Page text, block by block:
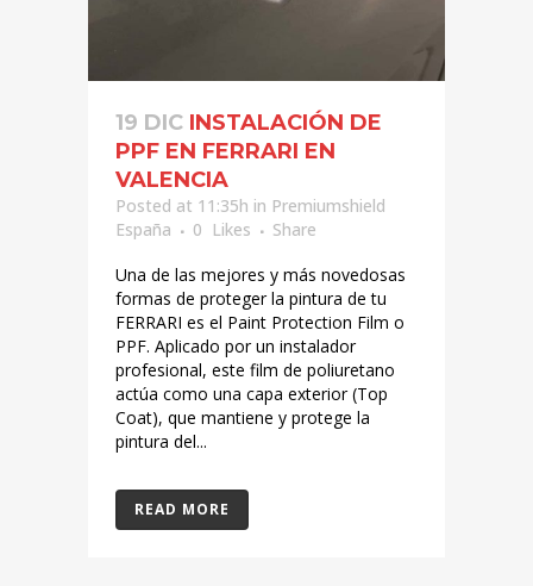
19 DIC INSTALACIÓN DE
PPF EN FERRARI EN
VALENCIA
Posted at 11:35h in Premiumshield
España
0 Likes
Share
Una de las mejores y más novedosas
formas de proteger la pintura de tu
FERRARI es el Paint Protection Film o
PPF. Aplicado por un instalador
profesional, este film de poliuretano
actúa como una capa exterior (Top
Coat), que mantiene y protege la
pintura del...
READ MORE